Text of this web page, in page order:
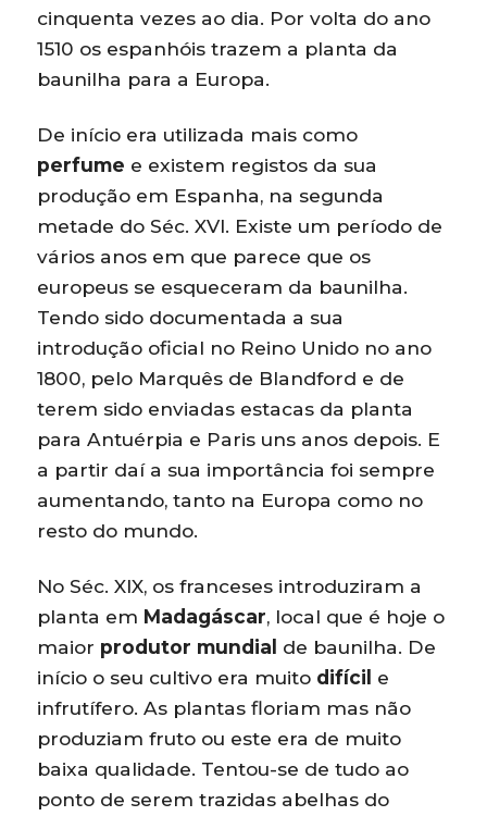
cinquenta vezes ao dia. Por volta do ano
1510 os espanhóis trazem a planta da
baunilha para a Europa.
De início era utilizada mais como
perfume e existem registos da sua
produção em Espanha, na segunda
metade do Séc. XVI. Existe um período de
vários anos em que parece que os
europeus se esqueceram da baunilha.
Tendo sido documentada a sua
introdução oficial no Reino Unido no ano
1800, pelo Marquês de Blandford e de
terem sido enviadas estacas da planta
para Antuérpia e Paris uns anos depois. E
a partir daí a sua importância foi sempre
aumentando, tanto na Europa como no
resto do mundo.
No Séc. XIX, os franceses introduziram a
planta em Madagáscar, local que é hoje o
maior produtor mundial de baunilha. De
início o seu cultivo era muito difícil e
infrutífero. As plantas floriam mas não
produziam fruto ou este era de muito
baixa qualidade. Tentou-se de tudo ao
ponto de serem trazidas abelhas do